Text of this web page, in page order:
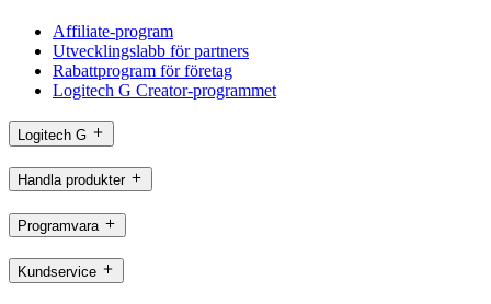
Affiliate-program
Utvecklingslabb för partners
Rabattprogram för företag
Logitech G Creator-programmet
Logitech G
Handla produkter
Programvara
Kundservice